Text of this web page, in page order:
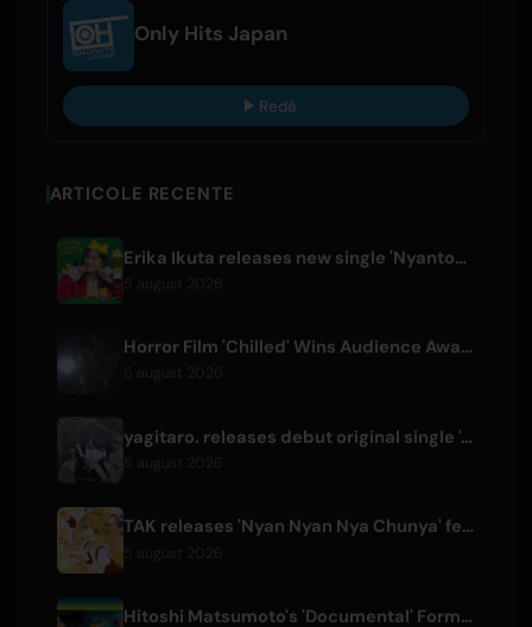
Only Hits Japan
Redă
ARTICOLE RECENTE
Erika Ikuta releases new single 'Nyantokanyaruru' for children's book 'Fumikiri Neko'
Horror Film 'Chilled' Wins Audience Award at Fantasia Festival
yagitaro. releases debut original single 'Aria.' with Suda Keina
TAK releases 'Nyan Nyan Nya Chunya' featuring Kotoha for Zenless Zone Zero
Hitoshi Matsumoto's 'Documental' Format to Launch US Version